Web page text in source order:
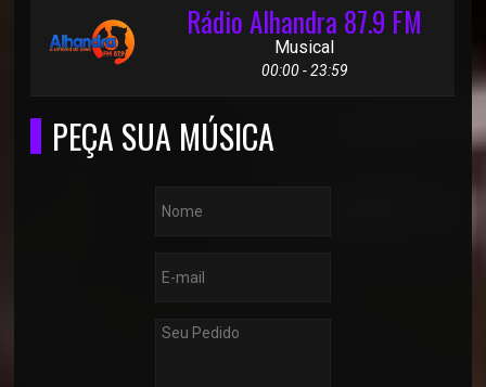
Rádio Alhandra 87.9 FM
Musical
00:00 - 23:59
PEÇA SUA MÚSICA